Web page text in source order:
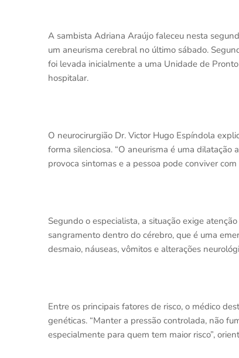
A sambista Adriana Araújo faleceu nesta
um aneurisma cerebral no último sábado.
foi levada inicialmente a uma Unidade de
hospitalar.
O neurocirurgião Dr. Victor Hugo Espíndola
forma silenciosa. “O aneurisma é uma
provoca sintomas e a pessoa pode conviver
Segundo o especialista, a situação exige
sangramento dentro do cérebro, que é uma
desmaio, náuseas, vômitos e alterações
Entre os principais fatores de risco, o médico
genéticas. “Manter a pressão controlada, não
especialmente para quem tem maior risco”,